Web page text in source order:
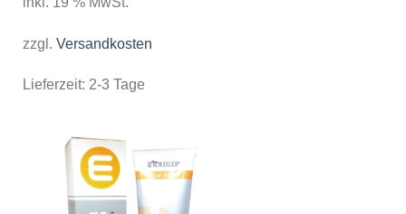
zzgl. Versandkosten
Lieferzeit: 2-3 Tage